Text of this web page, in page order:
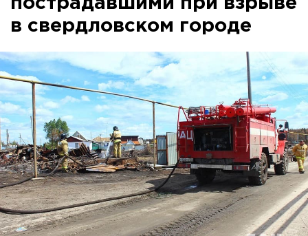
пострадавшими при взрыве
в свердловском городе